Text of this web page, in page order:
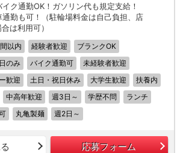
ク通勤OK！ガソリン代も規定支給！
勤も可！（駐輪場料金は自己負担、店
は利用可）
以内 経験者歓迎
ブランクOK
のみ バイク通勤可
未経験者歓迎
歓迎 土日・祝日休み 大学生歓迎
扶養内
中高年歓迎 週3日～ 学歴不問
ランチ
丸亀製麺 週2日～
応募フォーム